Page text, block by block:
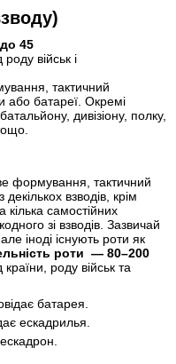
45
військ і
тактичний
або батареї. Окремі
дивізіону, полку,
формування, тактичний
взводів, крім
самостійних
зі взводів. Зазвичай
іноді існують роти як
роти — 80–200
країни, роду військ та
батарея.
ескадрилья.
ескадрон.